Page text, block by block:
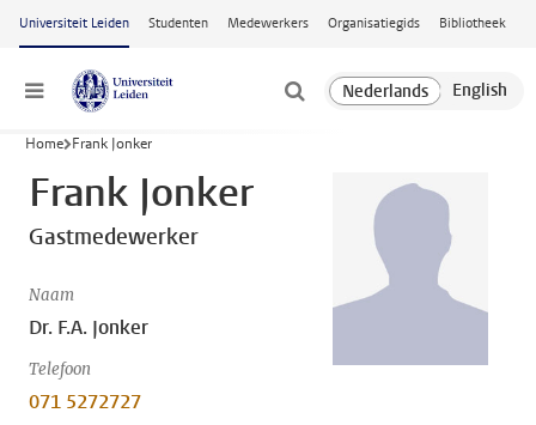
Ga naar hoofdinhoud
Universiteit Leiden Studenten Medewerkers Organisatiegids Bibliotheek
Menu
Home Frank Jonker
Frank Jonker
Gastmedewerker
Naam
Dr. F.A. Jonker
Telefoon
071 5272727